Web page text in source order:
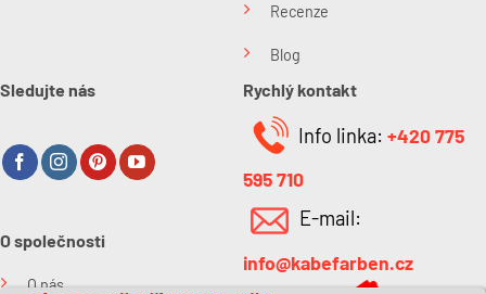
Recenze
Blog
Sledujte nás
O společnosti
O nás
Rychlý kontakt
Info linka: +420 775
595 710
E-mail:
info@kabefarben.cz